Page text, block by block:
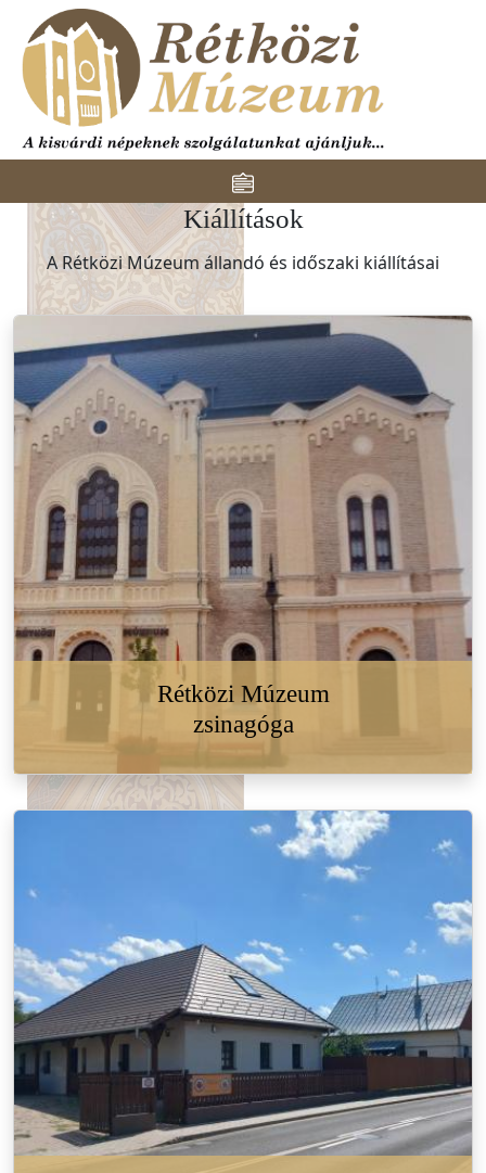
Ugrás a tartalomra
Toggle navigation
Kiállítások
A Rétközi Múzeum állandó és időszaki kiállításai
Rétközi Múzeum
zsinagóga